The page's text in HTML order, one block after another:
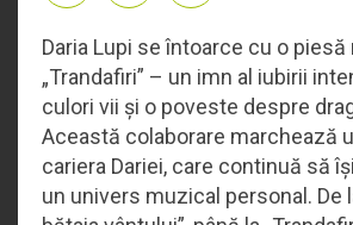
Daria Lupi se întoarce cu o piesă
„Trandafiri” – un imn al iubirii
culori vii și o poveste despre
Această colaborare marchează
cariera Dariei, care continuă să
un univers muzical personal. De